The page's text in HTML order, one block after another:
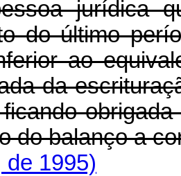
jurídica
do último
ao
da
do balanço a
de 1995)